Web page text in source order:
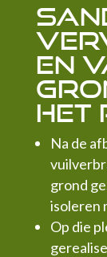
en
het
Na de
grond
isoleren
Op die